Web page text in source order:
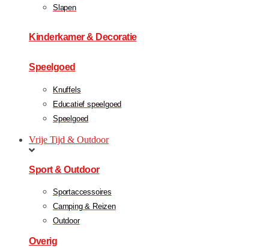
Slapen
Kinderkamer & Decoratie
Speelgoed
Knuffels
Educatief speelgoed
Speelgoed
Vrije Tijd & Outdoor
Sport & Outdoor
Sportaccessoires
Camping & Reizen
Outdoor
Overig